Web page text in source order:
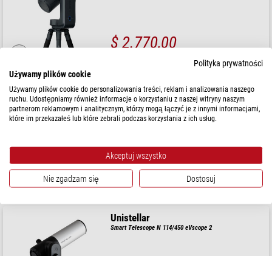
$ 2.770,00
gotowe do wysyłki w24 godziny
Unistellar
Smart Telescope N 85/320 Odyssey Pro
$ 4.850,00
gotowe do wysyłki w24 godziny
Unistellar
Smart Telescope N 114/450 eVscope 2
Polityka prywatności
Używamy plików cookie
Używamy plików cookie do personalizowania treści, reklam i analizowania naszego
ruchu. Udostępniamy również informacje o korzystaniu z naszej witryny naszym
partnerom reklamowym i analitycznym, którzy mogą łączyć je z innymi informacjami,
które im przekazałeś lub które zebrali podczas korzystania z ich usług.
Akceptuj wszystko
Nie zgadzam się Dostosuj